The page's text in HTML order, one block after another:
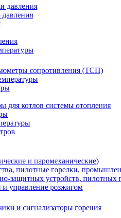
давления
давления
сопротивления (ТСП)
для котлов системы отопления
и паромеханические)
пилотные горелки,
защитных устройств, пилотных
управление розжигом
и сигнализаторы горения